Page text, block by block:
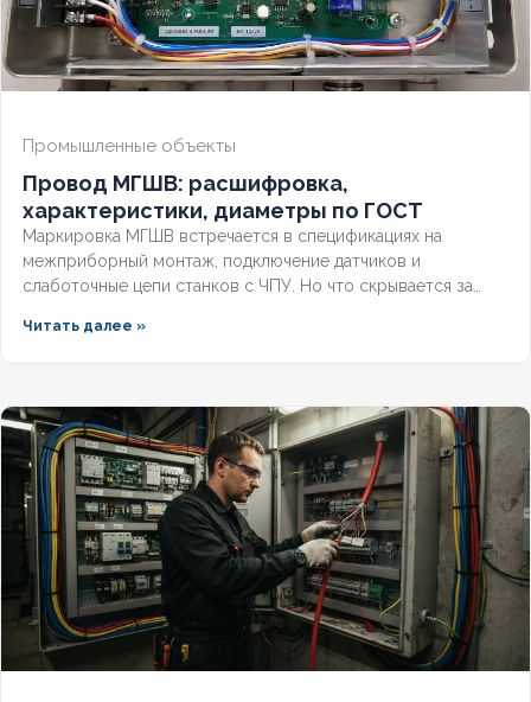
НАЛИЧИЕ ЭКРАНА Нет
КОЛИЧЕСТВО ЖИЛ 7
Промышленные объекты
Провод МГШВ: расшифровка,
характеристики, диаметры по ГОСТ
Маркировка МГШВ встречается в спецификациях на
межприборный монтаж, подключение датчиков и
слаботочные цепи станков с ЧПУ. Но что скрывается за
провод под конкретную задачу? Разберём полную
Читать далее »